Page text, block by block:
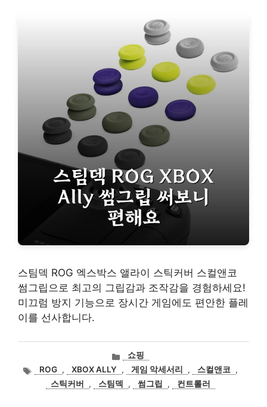
스팀덱 ROG 엑스박스 앨라이 스틱커버 스컬앤코
썸그립으로 최고의 그립감과 조작감을 경험하세요!
미끄럼 방지 기능으로 장시간 게임에도 편안한 플레
이를 선사합니다.
카
고
리
쇼핑
태ROG , XBOX ALLY , 게임 악세서리 , 스컬앤코
,
스틱커버
, 스팀덱 , 썸그립 , 컨트롤러